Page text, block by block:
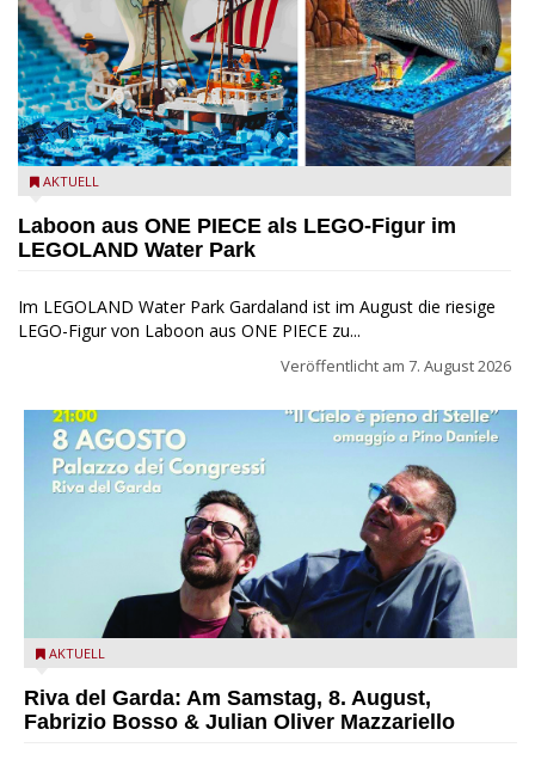
Laboon aus ONE PIECE als LEGO-Figur im LEGOLAND Water
AKTUELL
Laboon aus ONE PIECE als LEGO-Figur im
LEGOLAND Water Park
Im LEGOLAND Water Park Gardaland ist im August die riesige
LEGO-Figur von Laboon aus ONE PIECE zu...
Veröffentlicht am 7. August 2026
Fabrizio Bosso & Julian Oliver Mazzariello zu Gast beim Garda
AKTUELL
Riva del Garda: Am Samstag, 8. August,
Fabrizio Bosso & Julian Oliver Mazzariello